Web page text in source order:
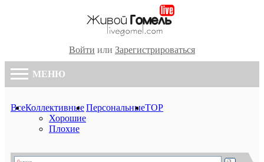
Войти или Зарегистрироваться
МЕНЮ
ВсеКоллективные
Хорошие
Плохие
ПерсональныеTOP